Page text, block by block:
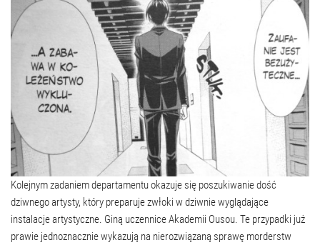
Kolejnym zadaniem departamentu okazuje się poszukiwanie dość
dziwnego artysty, który preparuje zwłoki w dziwnie wyglądające
instalacje artystyczne. Giną uczennice Akademii Ousou. Te przypadki już
prawie jednoznacznie wykazują na nierozwiązaną sprawę morderstw